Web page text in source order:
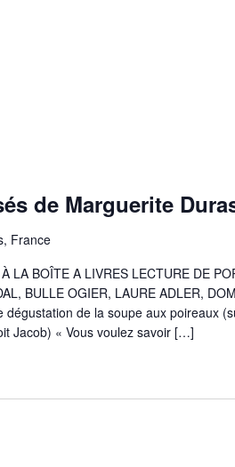
de Marguerite
France
LA BOÎTE A LIVRES LECTURE DE
BULLE OGIER, LAURE ADLER,
de la soupe aux poireaux
Jacob) « Vous voulez savoir […]